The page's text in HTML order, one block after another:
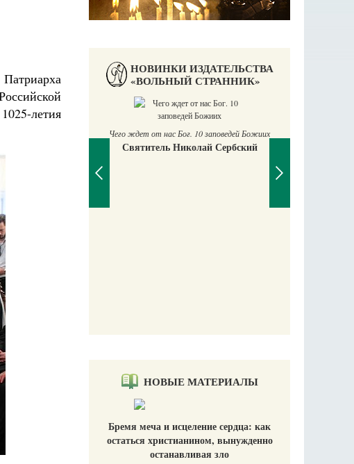
летия
НОВИНКИ ИЗДАТЕЛЬСТВА
«ВОЛЬНЫЙ СТРАННИК»
Научись у
Чего ждет от нас Бог. 10 заповедей Божиих
Святитель Николай Сербский
НОВЫЕ МАТЕРИАЛЫ
Бремя меча и исцеление сердца: как
остаться христианином, вынужденно
останавливая зло